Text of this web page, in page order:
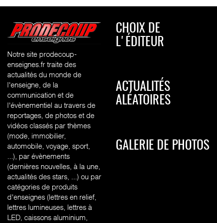
Notre site prodecoup-
enseignes.fr traite des
actualités du monde de
l'enseigne, de la
communication et de
l'évènementiel au travers de
reportages, de photos et de
vidéos classés par thèmes
(mode, immobilier,
automobile, voyage, sport,
...), par évènements
(dernières nouvelles, à la une,
actualités des stars, ...) ou par
catégories de produits
d'enseignes (lettres en relief,
lettres lumineuses, lettres à
LED, caissons aluminium,
CHOIX DE
L'ÉDITEUR
ACTUALITÉS
ALÉATOIRES
GALERIE DE PHOTOS